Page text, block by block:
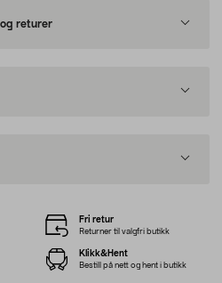
returer
Fri retur
Returner til valgfri butikk
Klikk&Hent
Bestill på nett og hent i butikk